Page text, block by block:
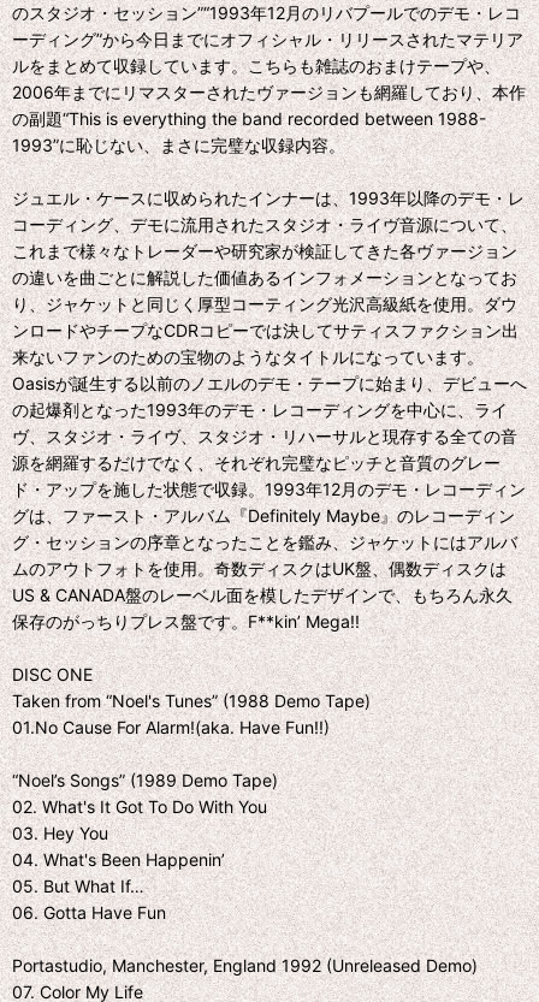
のスタジオ・セッション”“1993年12月のリバプールでのデモ・レコ
ーディング”から今日までにオフィシャル・リリースされたマテリア
ルをまとめて収録しています。こちらも雑誌のおまけテープや、
2006年までにリマスターされたヴァージョンも網羅しており、本作
の副題“This is everything the band recorded between 1988-
1993”に恥じない、まさに完璧な収録内容。
ジュエル・ケースに収められたインナーは、1993年以降のデモ・レ
コーディング、デモに流用されたスタジオ・ライヴ音源について、
これまで様々なトレーダーや研究家が検証してきた各ヴァージョン
の違いを曲ごとに解説した価値あるインフォメーションとなってお
り、ジャケットと同じく厚型コーティング光沢高級紙を使用。ダウ
ンロードやチープなCDRコピーでは決してサティスファクション出
来ないファンのための宝物のようなタイトルになっています。
Oasisが誕生する以前のノエルのデモ・テープに始まり、デビューへ
の起爆剤となった1993年のデモ・レコーディングを中心に、ライ
ヴ、スタジオ・ライヴ、スタジオ・リハーサルと現存する全ての音
源を網羅するだけでなく、それぞれ完璧なピッチと音質のグレー
ド・アップを施した状態で収録。1993年12月のデモ・レコーディン
グは、ファースト・アルバム『Definitely Maybe』のレコーディン
グ・セッションの序章となったことを鑑み、ジャケットにはアルバ
ムのアウトフォトを使用。奇数ディスクはUK盤、偶数ディスクは
US & CANADA盤のレーベル面を模したデザインで、もちろん永久
保存のがっちりプレス盤です。F**kin’ Mega!!
DISC ONE
Taken from “Noel's Tunes” (1988 Demo Tape)
01.No Cause For Alarm!(aka. Have Fun!!)
“Noel’s Songs” (1989 Demo Tape)
02. What's It Got To Do With You
03. Hey You
04. What's Been Happenin’
05. But What If…
06. Gotta Have Fun
Portastudio, Manchester, England 1992 (Unreleased Demo)
07. Color My Life